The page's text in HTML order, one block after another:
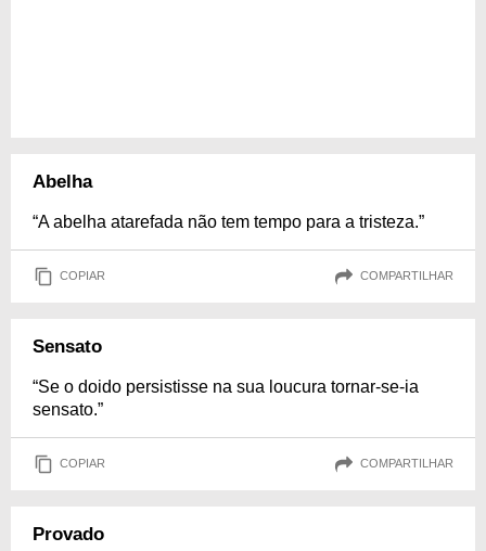
Abelha
“A abelha atarefada não tem tempo para a tristeza.”
COPIAR COMPARTILHAR
Sensato
“Se o doido persistisse na sua loucura tornar-se-ia
sensato.”
COPIAR COMPARTILHAR
Provado